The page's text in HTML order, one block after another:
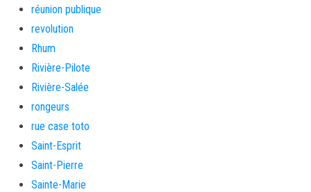
réunion publique
revolution
Rhum
Rivière-Pilote
Rivière-Salée
rongeurs
rue case toto
Saint-Esprit
Saint-Pierre
Sainte-Marie